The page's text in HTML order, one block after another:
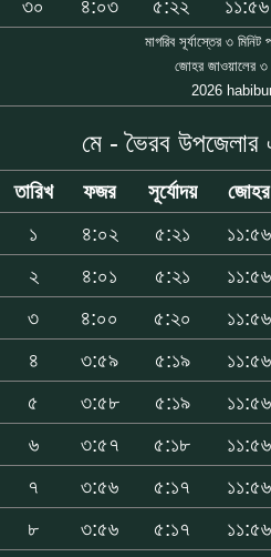
৩০
৪:০৩ ৫:২২ ১১:৫৬
মাগরিব সূর্যাস্তের ৩ মিনিট
জোহর জাওয়ালের ৩
2026
মে - ভৈরব উপজেলার
তারিখ ফজর সূর্যোদয় জোহর
১
৪:০২ ৫:২১ ১১:৫৬
২
৪:০১ ৫:২১ ১১:৫৬
৩
৪:০০ ৫:২০ ১১:৫৬
৪
৩:৫৯ ৫:১৯ ১১:৫৬
৫
৩:৫৮ ৫:১৯ ১১:৫৬
৬
৩:৫৭ ৫:১৮ ১১:৫৬
৭
৩:৫৬ ৫:১৭ ১১:৫৬
৮
৩:৫৬ ৫:১৭ ১১:৫৬